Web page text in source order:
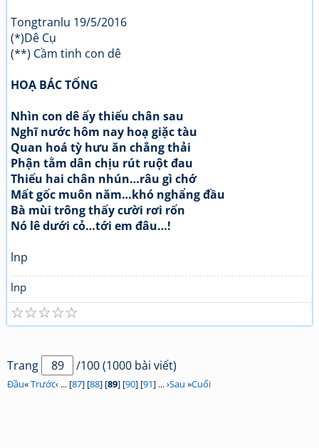
Tongtranlu 19/5/2016
(*)Dê Cụ
(**) Cầm tinh con dê
HOẠ BÁC TỐNG
Nhìn con dê ấy thiếu chân sau
Nghĩ nước hôm nay hoạ giặc tàu
Quan hoá tỳ hưu ăn chẳng thải
Phận tằm dân chịu rút ruột đau
Thiếu hai chân nhún…râu gì chớ
Mất gốc muôn năm…khó nghẩng đầu
Bà mùi trông thấy cười rơi rốn
Nó lê dưới cỏ…tới em đâu…!
lnp
lnp
☆
☆
☆
☆
☆
Trang /100 (1000 bài viết)
Đầu«Trước‹ ... [87] [88] [89] [90] [91] ... ›Sau »Cuối